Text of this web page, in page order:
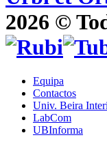
2026 ©
Equipa
Contactos
Univ. Beira
LabCom
UBInforma